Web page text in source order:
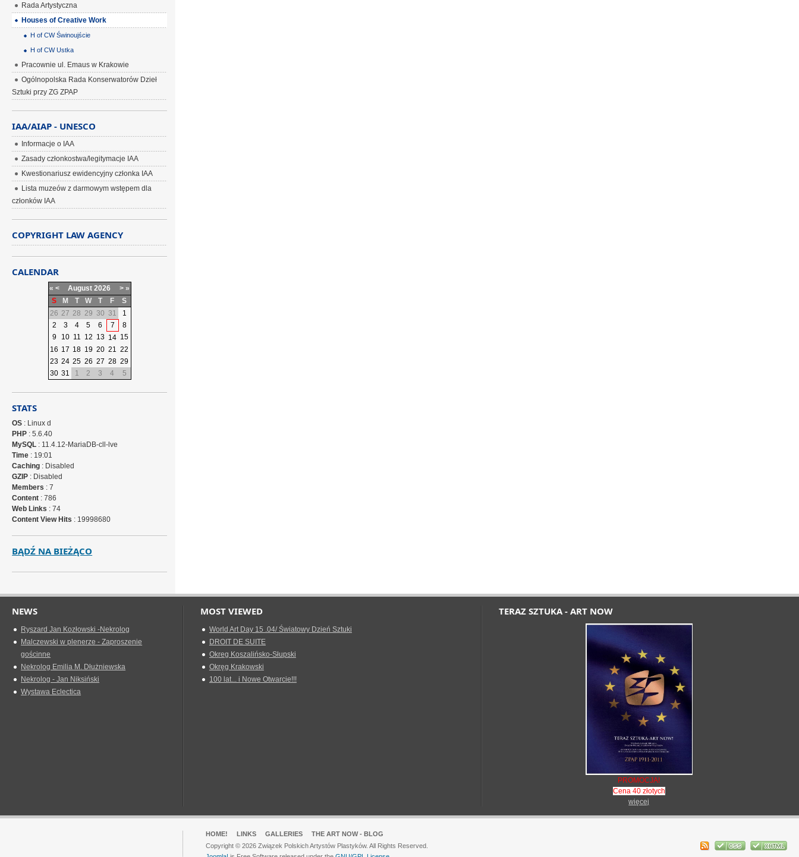
Rada Artystyczna
Houses of Creative Work
H of CW Świnoujście
H of CW Ustka
Pracownie ul. Emaus w Krakowie
Ogólnopolska Rada Konserwatorów Dzieł
Sztuki przy ZG ZPAP
IAA/AIAP - UNESCO
Informacje o IAA
Zasady członkostwa/legitymacje IAA
Kwestionariusz ewidencyjny członka IAA
Lista muzeów z darmowym wstępem dla
członków IAA
COPYRIGHT LAW AGENCY
CALENDAR
« < August 2026 > »
S
M T W T F
S
26 27 28 29 30 31
1
2
3 4 5 6 7
8
9
10 11 12 13 14 15
16 17 18 19 20 21 22
23 24 25 26 27 28 29
30 31 1 2 3 4 5
STATS
OS : Linux d
PHP : 5.6.40
MySQL : 11.4.12-MariaDB-cll-lve
Time : 19:01
Caching : Disabled
GZIP : Disabled
Members : 7
Content : 786
Web Links : 74
Content View Hits : 19998680
BĄDŹ NA BIEŻĄCO
NEWS
Ryszard Jan Kozłowski -Nekrolog
Malczewski w plenerze - Zaproszenie
gościnne
Nekrolog Emilia M. Dłużniewska
Nekrolog - Jan Niksiński
Wystawa Eclectica
MOST VIEWED
World Art Day 15 .04/ Światowy Dzień Sztuki
DROIT DE SUITE
Okreg Koszalińsko-Słupski
Okręg Krakowski
100 lat... i Nowe Otwarcie!!!
TERAZ SZTUKA - ART NOW
PROMOCJA!
Cena 40 złotych
więcej
HOME! LINKS GALLERIES
THE ART NOW - BLOG
Copyright © 2026 Związek Polskich Artystów Plastyków. All Rights Reserved.